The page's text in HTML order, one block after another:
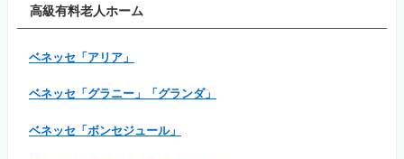
高級有料老人ホーム
ベネッセ「アリア」
ベネッセ「グラニー」「グランダ」
ベネッセ「ボンセジュール」